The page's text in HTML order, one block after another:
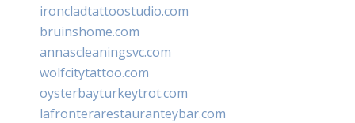
ironcladtattoostudio.com
bruinshome.com
annascleaningsvc.com
wolfcitytattoo.com
oysterbayturkeytrot.com
lafronterarestauranteybar.com